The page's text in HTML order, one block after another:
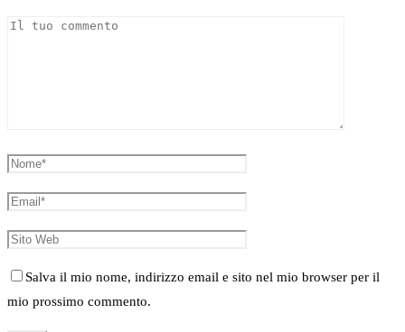
Salva il mio nome, indirizzo email e sito nel mio browser per il
mio prossimo commento.